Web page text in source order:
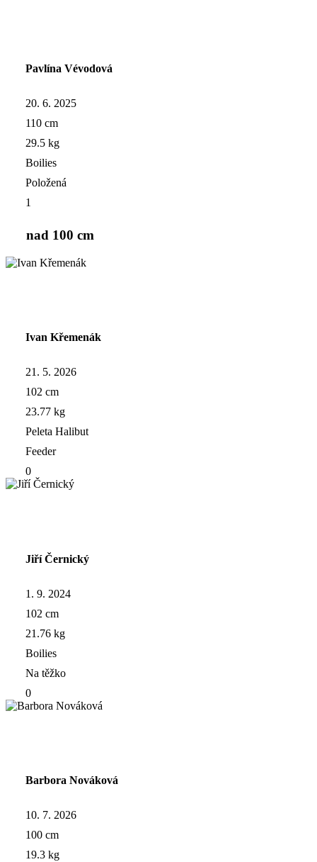
Pavlína Vévodová
20. 6. 2025
110 cm
29.5 kg
Boilies
Položená
1
nad 100 cm
Ivan Křemenák
21. 5. 2026
102 cm
23.77 kg
Peleta Halibut
Feeder
0
Jiří Černický
1. 9. 2024
102 cm
21.76 kg
Boilies
Na těžko
0
Barbora Nováková
10. 7. 2026
100 cm
19.3 kg